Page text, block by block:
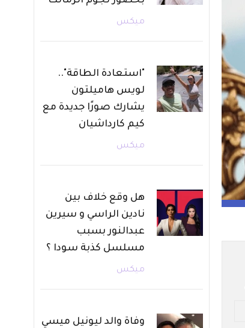
ميكس
"استعادة الطاقة"..
لويس هاميلتون
يشارك صورًا جديدة مع
كيم كارداشيان
ميكس
هل وقع خلاف بين
نادين الراسي و سيرين
عبدالنور بسبب
مسلسل كذبة سودا ؟
ميكس
وفاة والد ليونيل ميسي